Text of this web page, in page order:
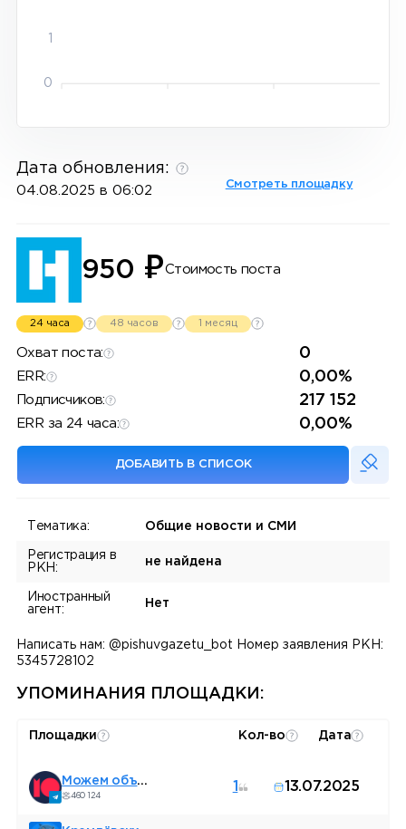
1
0
Дата обновления:
04.08.2025 в 06:02 Смотреть площадку
950 ₽Стоимость поста
24 часа 48 часов 1 месяц
Охват поста: 0
ERR: 0,00%
Подписчиков: 217 152
ERR за 24 часа: 0,00%
ДОБАВИТЬ В СПИСОК
Тематика: Общие новости и СМИ
Регистрация в
РКН:
не найдена
Иностранный
агент:
Нет
Написать нам: @pishuvgazetu_bot Номер заявления РКН:
5345728102
УПОМИНАНИЯ ПЛОЩАДКИ:
Площадки Кол-во Дата
Можем объяснить
460 124
1 13.07.2025